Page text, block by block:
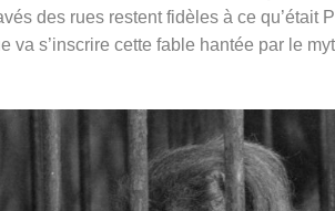
des rues restent fidèles à ce qu’était
va s’inscrire cette fable hantée par le